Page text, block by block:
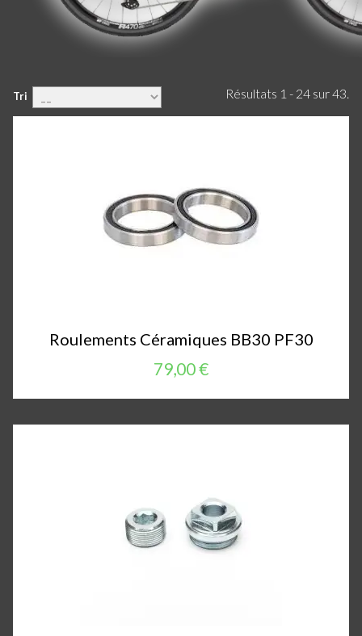
Tri Résultats 1 - 24 sur 43.
Roulements Céramiques BB30 PF30
79,00 €